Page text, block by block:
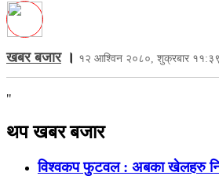
खबर बजार। १२ आश्विन २०८०, शुक्रबार ११:३९
"
थप खबर बजार
विश्वकप फुटवल : अबका खेलहरु